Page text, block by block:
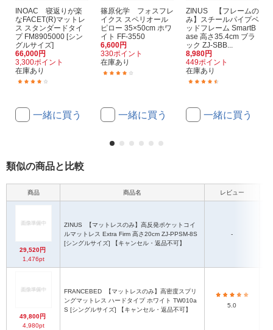
INOAC 寝返りが楽
なFACET(R)マットレ
ス スタンダードタイ
プ FM8905000 [シン
グルサイズ]
66,000円
3,300ポイント
在庫あり
一緒に買う
篠原化学 フォスフレ
イクス スペリオール
ピロー 35×50cm ホワ
イト FF-3550
6,600円
330ポイント
在庫あり
一緒に買う
ZINUS 【フレームの
み】スチールパイプベ
ッドフレーム SmartB
ase 高さ35.4cm ブラ
ック ZJ-SBB...
8,980円
449ポイント
在庫あり
一緒に買う
類似の商品と比較
商品 商品名 レビュー
29,520円
1,476pt
ZINUS
ルマットレス Extra Firm 高さ20cm ZJ-PPSM-8S
[シングルサイズ] 【キャンセル・返品不可】
-
49,800円
4,980pt
FRANCEBED
ングマットレス ハードタイプ ホワイト TW010a
S [シングルサイズ] 【キャンセル・返品不可】
5.0